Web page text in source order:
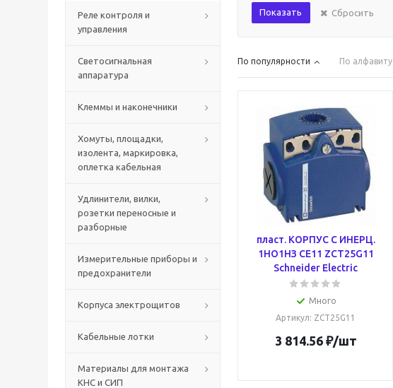
Реле контроля и
управления
Светосигнальная
аппаратура
Клеммы и наконечники
Хомуты, площадки,
изолента, маркировка,
оплетка кабельная
Удлинители, вилки,
розетки переносные и
разборные
Измерительные приборы и
предохранители
Корпуса электрощитов
Кабельные лотки
Материалы для монтажа
КНС и СИП
Показать Сбросить
По популярности По алфавиту
пласт. КОРПУС С ИНЕРЦ.
1НО1НЗ CE11 ZCT25G11
Schneider Electric
Много
Артикул: ZCT25G11
3 814.56₽/шт